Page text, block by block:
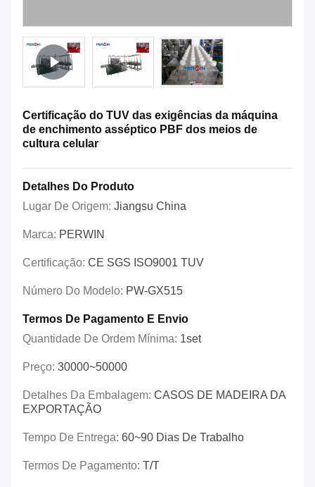
Certificação do TUV das exigências da máquina
de enchimento asséptico PBF dos meios de
cultura celular
Detalhes Do Produto
Lugar De Origem: Jiangsu China
Marca: PERWIN
Certificação: CE SGS ISO9001 TUV
Número Do Modelo: PW-GX515
Termos De Pagamento E Envio
Quantidade De Ordem Mínima: 1set
Preço: 30000~50000
Detalhes Da Embalagem: CASOS DE MADEIRA DA
EXPORTAÇÃO
Tempo De Entrega: 60~90 Dias De Trabalho
Termos De Pagamento: T/T